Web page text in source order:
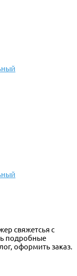
свяжетсья с
подробные
оформить заказ.